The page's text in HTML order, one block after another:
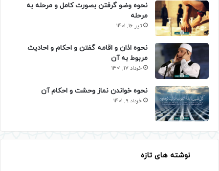
نحوه وضو گرفتن بصورت کامل و مرحله به
مرحله
تیر 16, 1401
نحوه اذان و اقامه گفتن و احکام و احادیث
مربوط به آن
خرداد 17, 1401
نحوه خواندن نماز وحشت و احکام آن
خرداد 9, 1401
نوشته های تازه